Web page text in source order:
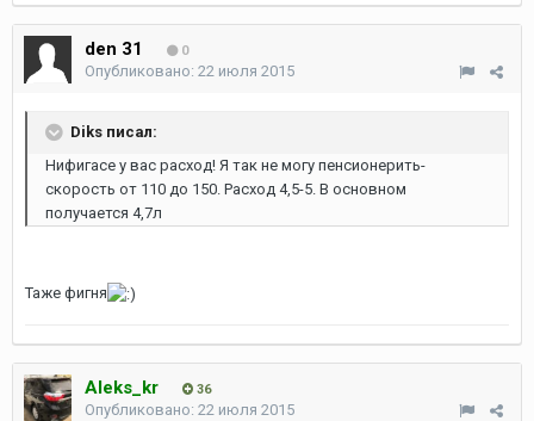
den 31 0
Опубликовано: 22 июля 2015
Diks писал:
Нифигасе у вас расход! Я так не могу пенсионерить-
скорость от 110 до 150. Расход 4,5-5. В основном
получается 4,7л
Таже фигня
Aleks_kr 36
Опубликовано: 22 июля 2015